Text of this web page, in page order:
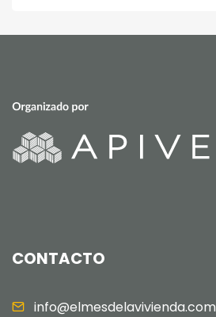
CONTACTO
info@elmesdelavivienda.com